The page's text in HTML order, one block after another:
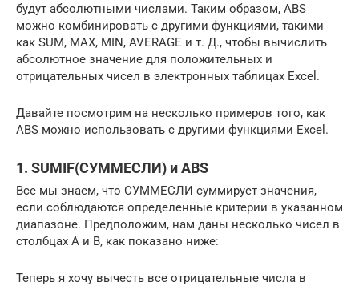
будут абсолютными числами. Таким образом, ABS
можно комбинировать с другими функциями, такими
как SUM, MAX, MIN, AVERAGE и т. Д., чтобы вычислить
абсолютное значение для положительных и
отрицательных чисел в электронных таблицах Excel.
Давайте посмотрим на несколько примеров того, как
ABS можно использовать с другими функциями Excel.
1. SUMIF(СУММЕСЛИ) и ABS
Все мы знаем, что СУММЕСЛИ суммирует значения,
если соблюдаются определенные критерии в указанном
диапазоне. Предположим, нам даны несколько чисел в
столбцах A и B, как показано ниже:
Теперь я хочу вычесть все отрицательные числа в